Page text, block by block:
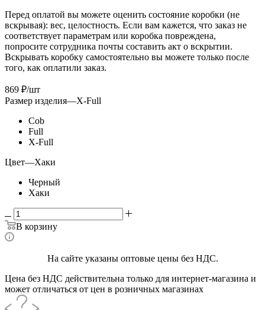
Перед оплатой вы можете оценить состояние коробки (не
вскрывая): вес, целостность. Если вам кажется, что заказ не
соответствует параметрам или коробка повреждена,
попросите сотрудника почты составить акт о вскрытии.
Вскрывать коробку самостоятельно вы можете только после
того, как оплатили заказ.
869 ₽/шт
Размер изделия—X-Full
Cob
Full
X-Full
Цвет—Хаки
Черный
Хаки
В корзину
На сайте указаны оптовые цены без НДС.
Цена без НДС действительна только для интернет-магазина и
может отличаться от цен в розничных магазинах